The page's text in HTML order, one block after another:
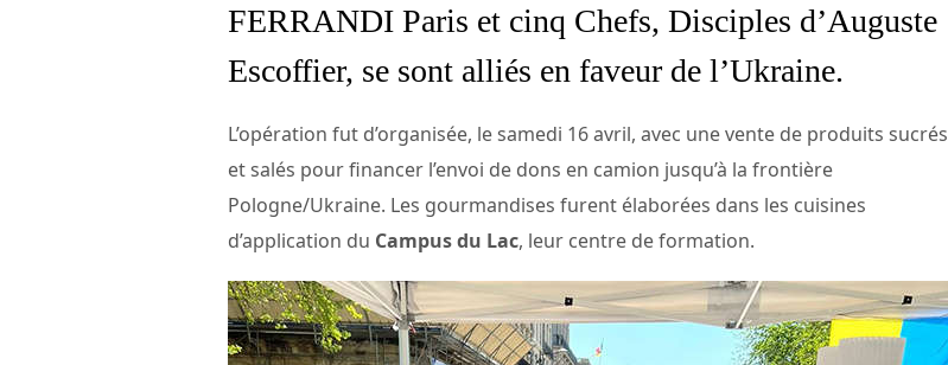
FERRANDI Paris et cinq Chefs, Disciples d’Auguste
Escoffier, se sont alliés en faveur de l’Ukraine.
L’opération fut d’organisée, le samedi 16 avril, avec une vente de produits sucrés
et salés pour financer l’envoi de dons en camion jusqu’à la frontière
Pologne/Ukraine. Les gourmandises furent élaborées dans les cuisines
d’application du Campus du Lac, leur centre de formation.